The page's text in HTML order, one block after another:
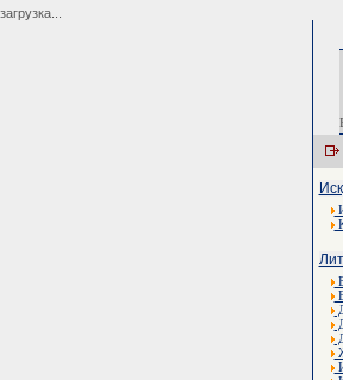
загрузка...